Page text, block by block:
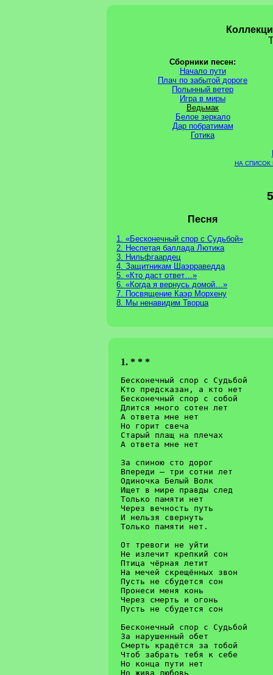
Сборники песен:
Начало пути
Плач по забытой дороге
Полынный ветер
Игра в миры
Ведьмак
Белое зеркало
Дар побратимам
Готика
НА СПИСОК
Песня
1. «Бесконечный спор с Судьбой»
2. Неспетая баллада Лютика
3. Нильфгаардец
4. Защитникам Шаэрраведда
5. «Кто даст ответ…»
6. «Когда я вернусь домой…»
7. Посвящение Каэр Морхену
8. Мы ненавидим Творца
1. * * *
Бесконечный спор с Судьбой	Am
Кто предсказан, а кто нет	Dm E7
Бесконечный спор с собой	Am  C
Длится много сотен лет		Dm E
А ответа мне нет		F  G  Am
Но горит свеча			Dm  G  C
Старый плащ на плечах		Dm F
А ответа мне нет		G  Am
За спиною сто дорог
Впереди – три сотни лет
Одиночка Белый Волк
Ищет в мире правды след
Только памяти нет
Через вечность путь
И нельзя свернуть
Только памяти нет.
От тревоги не уйти
Не излечит крепкий сон
Птица чёрная летит
На мечей скрещённых звон
Пусть не сбудется сон
Пронеси меня конь
Через смерть и огонь
Пусть не сбудется сон
Бесконечный спор с Судьбой
За нарушенный обет
Смерть крадётся за тобой
Чтоб забрать тебя к себе
Но конца пути нет
Но жива любовь